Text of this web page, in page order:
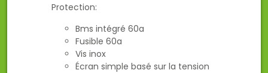
Protection:
Bms intégré 60a
Fusible 60a
Vis inox
Écran simple basé sur la tension